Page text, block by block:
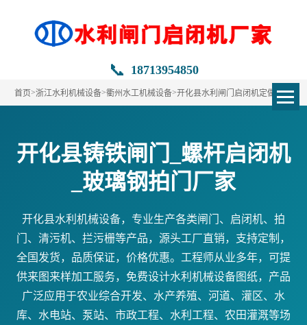
📞 18713954850
首页>浙江水利机械设备>衢州水工机械设备>开化县水利闸门启闭机定做
开化县铸铁闸门_螺杆启闭机
_玻璃钢拍门厂家
开化县水利机械设备，专业生产各类闸门、启闭机、拍
门、清污机、拦污栅等产品，源头工厂直销，支持定制，
全国发货，品质保证，价格优惠。工程师从业多年，可提
供来图来样加工服务，免费设计水利机械设备图纸，产品
广泛应用于农业综合开发、水产养殖、河道、灌区、水
库、水电站、泵站、市政工程、水利工程、农田灌溉等场